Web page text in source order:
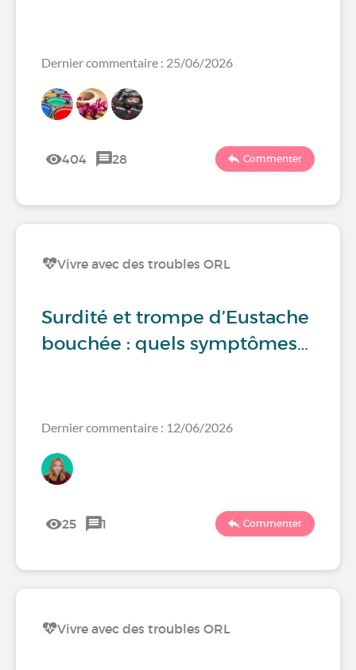
Dernier commentaire : 25/06/2026
404 28 Commenter
Vivre avec des troubles ORL
Surdité et trompe d’Eustache
bouchée : quels symptômes…
Dernier commentaire : 12/06/2026
25 1 Commenter
Vivre avec des troubles ORL